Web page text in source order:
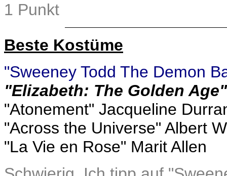
1 Punkt
Beste Kostüme
"Sweeney Todd The Demon
"Elizabeth: The Golden
"Atonement" Jacqueline
"Across the Universe" Albert
"La Vie en Rose" Marit Allen